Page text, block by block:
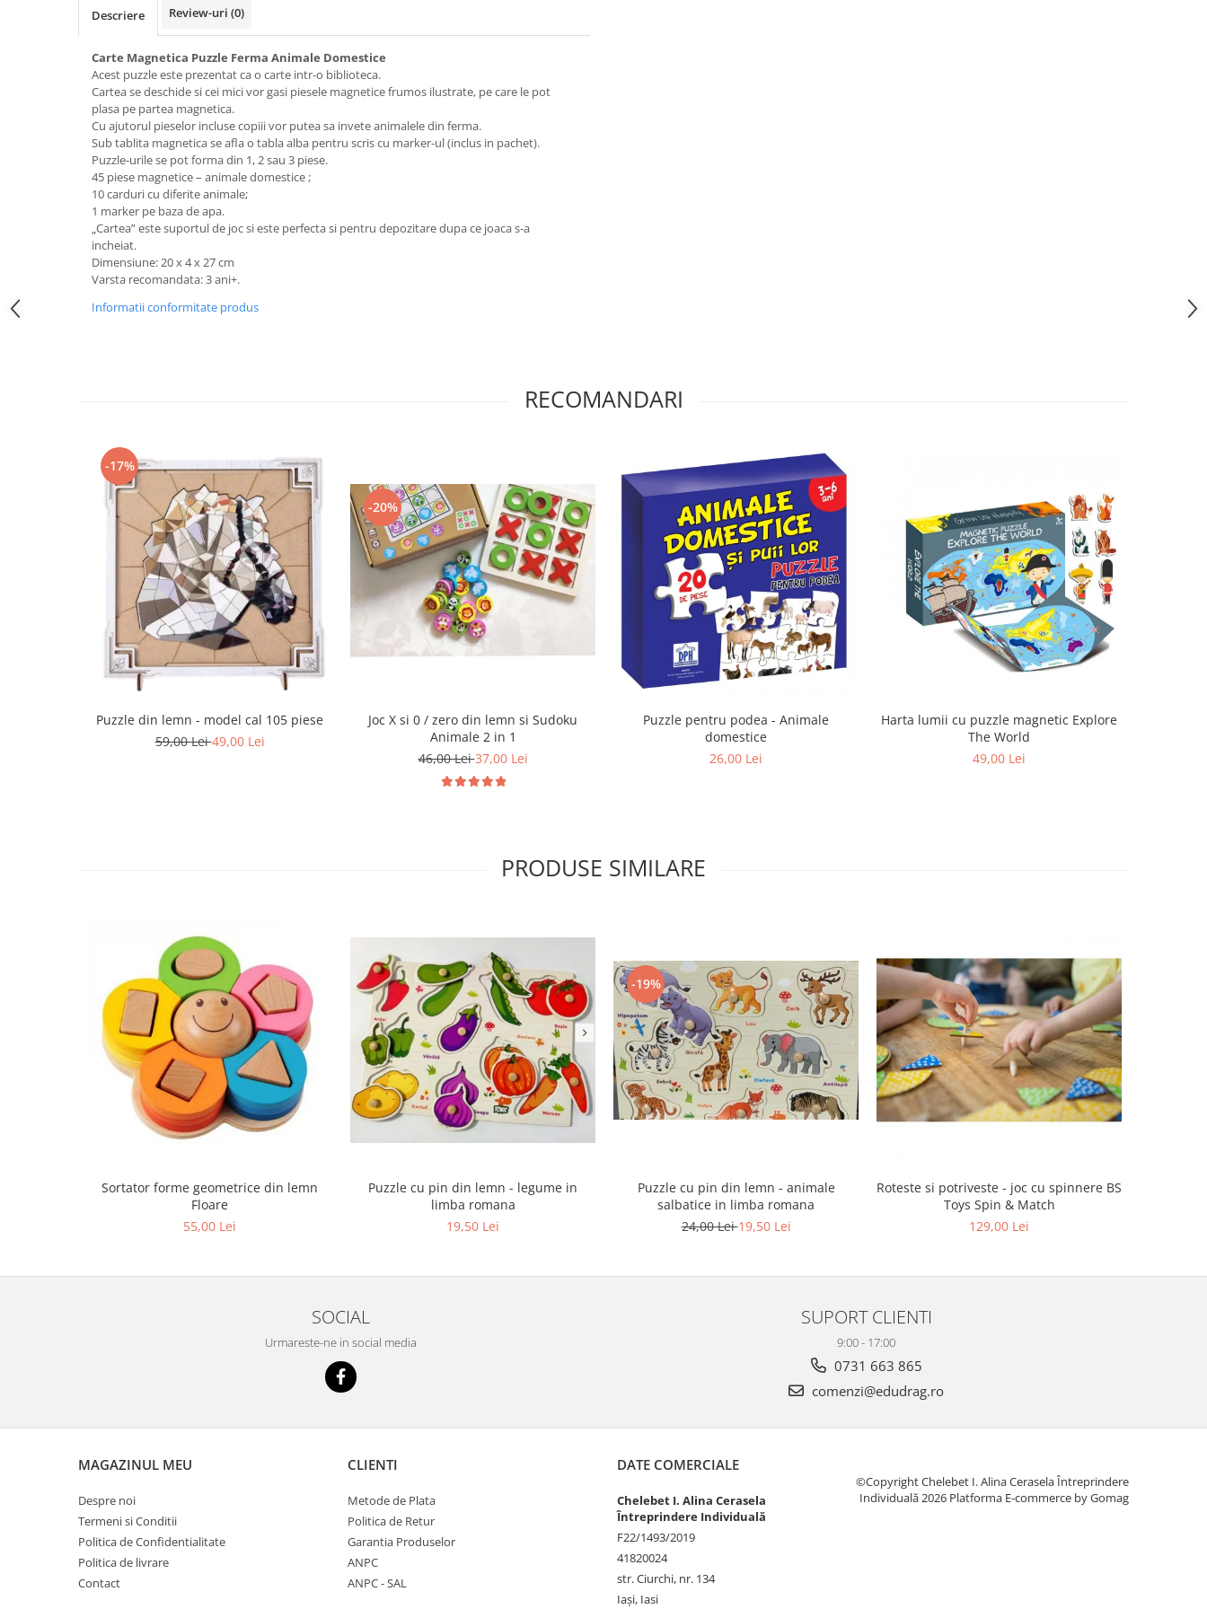
Descriere Review-uri (0)
Carte Magnetica Puzzle Ferma Animale Domestice
Acest puzzle este prezentat ca o carte intr-o biblioteca.
Cartea se deschide si cei mici vor gasi piesele magnetice frumos ilustrate, pe care le pot
plasa pe partea magnetica.
Cu ajutorul pieselor incluse copiii vor putea sa invete animalele din ferma.
Sub tablita magnetica se afla o tabla alba pentru scris cu marker-ul (inclus in pachet).
Puzzle-urile se pot forma din 1, 2 sau 3 piese.
45 piese magnetice – animale domestice ;
10 carduri cu diferite animale;
1 marker pe baza de apa.
„Cartea” este suportul de joc si este perfecta si pentru depozitare dupa ce joaca s-a
incheiat.
Dimensiune: 20 x 4 x 27 cm
Varsta recomandata: 3 ani+.
Informatii conformitate produs
RECOMANDARI
-17%
Puzzle din lemn - model cal 105 piese
59,00 Lei49,00 Lei
-20%
Joc X si 0 / zero din lemn si Sudoku
Animale 2 in 1
46,00 Lei37,00 Lei
Puzzle pentru podea - Animale
domestice
26,00 Lei
Harta lumii cu puzzle magnetic Explore
The World
49,00 Lei
PRODUSE SIMILARE
Sortator forme geometrice din lemn
Floare
55,00 Lei
Puzzle cu pin din lemn - legume in
limba romana
19,50 Lei
-19%
Puzzle cu pin din lemn - animale
salbatice in limba romana
24,00 Lei19,50 Lei
Roteste si potriveste - joc cu spinnere BS
Toys Spin & Match
129,00 Lei
SOCIAL
Urmareste-ne in social media
SUPORT CLIENTI
9:00 - 17:00
0731 663 865
comenzi@edudrag.ro
MAGAZINUL MEU
Despre noi
Termeni si Conditii
Politica de Confidentialitate
Politica de livrare
Contact
CLIENTI
Metode de Plata
Politica de Retur
Garantia Produselor
ANPC
ANPC - SAL
DATE COMERCIALE
Chelebet I. Alina Cerasela
Întreprindere Individuală
F22/1493/2019
41820024
str. Ciurchi, nr. 134
Iași, Iasi
©Copyright Chelebet I. Alina Cerasela Întreprindere
Individuală 2026 Platforma E-commerce by Gomag